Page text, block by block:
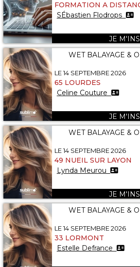
FORMATION A
SÉbastien Flodrops
JE
WET BALAYAGE &
LE 14 SEPTEMBRE 2026
65 LOURDES
Celine Couture
JE
WET BALAYAGE &
LE 14 SEPTEMBRE 2026
49 NUEIL SUR LAYON
Lynda Meurou
JE
WET BALAYAGE &
LE 14 SEPTEMBRE 2026
33 LORMONT
Estelle Defrance